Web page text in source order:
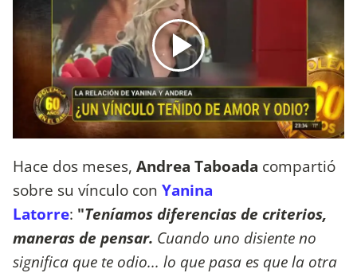
Hace dos meses, Andrea Taboada compartió
sobre su vínculo con Yanina
Latorre: "Teníamos diferencias de criterios,
maneras de pensar. Cuando uno disiente no
significa que te odio... lo que pasa es que la otra